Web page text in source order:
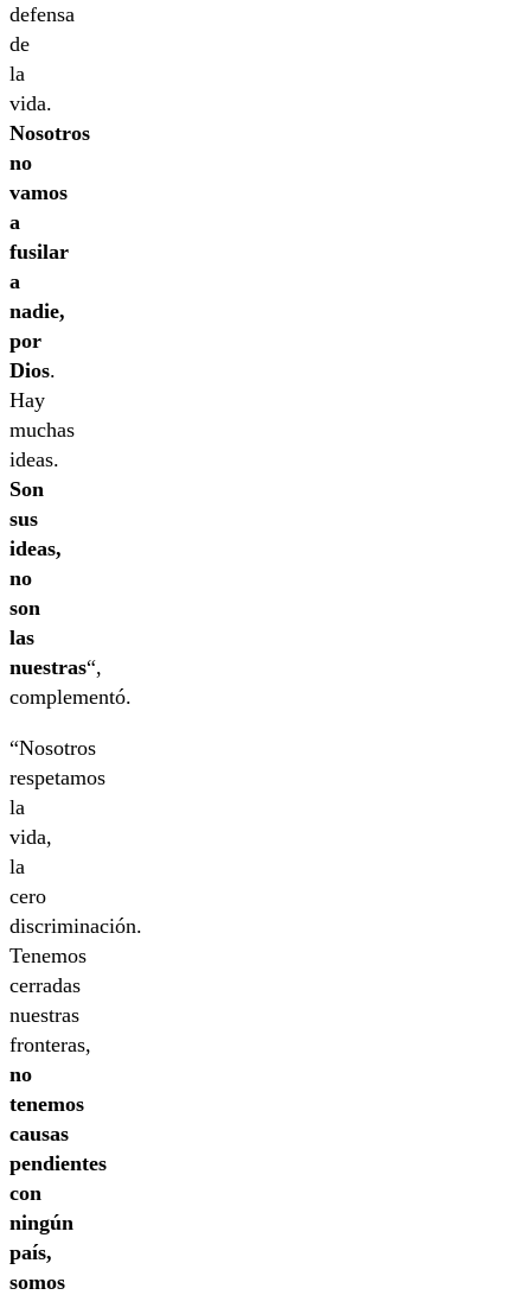
defensa
de
la
vida.
Nosotros
no
vamos
a
fusilar
a
nadie,
por
Dios.
Hay
muchas
ideas.
Son
sus
ideas,
no
son
las
nuestras“,
complementó.
“Nosotros
respetamos
la
vida,
la
cero
discriminación.
Tenemos
cerradas
nuestras
fronteras,
no
tenemos
causas
pendientes
con
ningún
país,
somos